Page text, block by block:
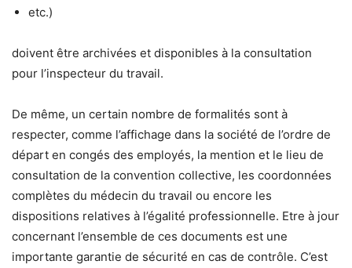
etc.)
doivent être archivées et disponibles à la consultation
pour l’inspecteur du travail.
De même, un certain nombre de formalités sont à
respecter, comme l’affichage dans la société de l’ordre de
départ en congés des employés, la mention et le lieu de
consultation de la convention collective, les coordonnées
complètes du médecin du travail ou encore les
dispositions relatives à l’égalité professionnelle. Etre à jour
concernant l’ensemble de ces documents est une
importante garantie de sécurité en cas de contrôle. C’est